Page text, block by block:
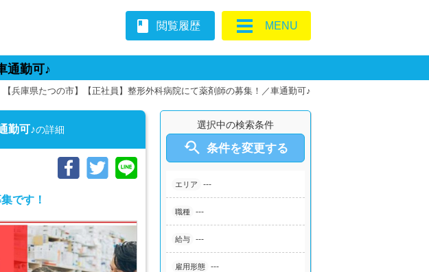
MENU
book 閲覧履歴
通勤可♪
【兵庫県たつの市】【正社員】整形外科病院にて薬剤師の募集！／車通勤可♪
選択中の検索条件
 条件を変更する
エリア ---
職種 ---
給与 ---
雇用形態 ---
勤可♪の詳細
です！